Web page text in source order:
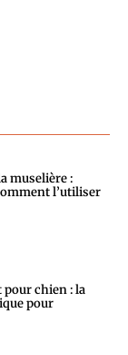
muselière :
l’utiliser
chien : la
pour